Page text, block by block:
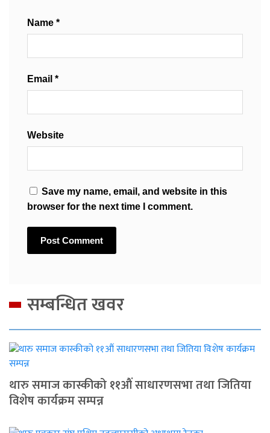
Name *
Email *
Website
Save my name, email, and website in this
browser for the next time I comment.
सम्बन्धित खवर
थारु समाज कास्कीको ११औं साधारणसभा तथा जितिया
विशेष कार्यक्रम सम्पन्न